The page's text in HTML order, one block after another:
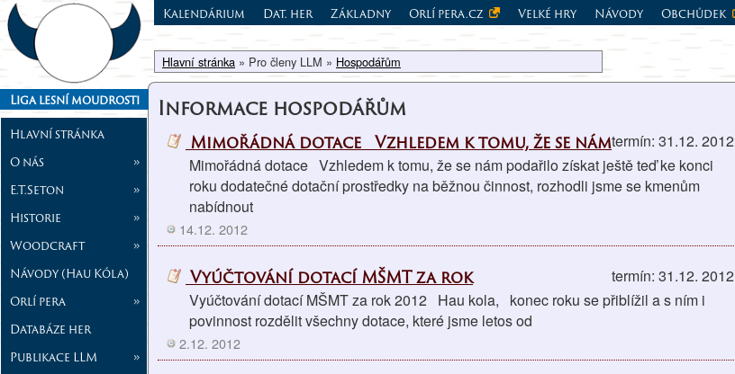
Liga lesní moudrosti
Hlavní stránka
O nás
»
E.T.Seton
»
Historie
»
Woodcraft
»
Návody (Hau Kóla)
Orlí pera
»
Databáze her
Publikace LLM
»
Kalendárium Dat. her Základny Orlí pera.cz Velké hry Návody Obchůdek
Hlavní stránka » Pro členy LLM » Hospodářům
Informace hospodářům
termín: 31.12. 2012
Mimořádná dotace Vzhledem k tomu, že se nám
Mimořádná dotace Vzhledem k tomu, že se nám podařilo získat ještě teď ke konci
roku dodatečné dotační prostředky na běžnou činnost, rozhodli jsme se kmenům
nabídnout
14.12. 2012
termín: 31.12. 2012
Vyúčtování dotací MŠMT za rok
Vyúčtování dotací MŠMT za rok 2012 Hau kola, konec roku se přiblížil a s ním i
povinnost rozdělit všechny dotace, které jsme letos od
2.12. 2012